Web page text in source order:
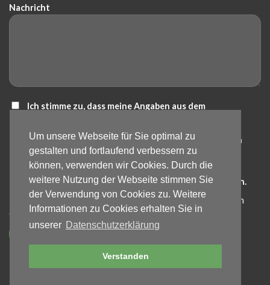
Um unsere Webseite für Sie optimal zu
gestalten und fortlaufend verbessern zu
können, verwenden wir Cookies. Durch die
weitere Nutzung der Webseite stimmen Sie
der Verwendung von Cookies zu. Weitere
Informationen zu Cookies erhalten Sie in
unserer Datenschutzerklärung
Verstanden
Nachricht
Ich stimme zu, dass meine Angaben aus dem
erhoben und verarbeitet werden. Die Daten werden nach
abgeschlossener Bearbeitung der Anfrage gelöscht.
Hinweis: Die Einwilligung kann jederzeit für die Zukunft
per E-Mail an info@bartos-galabau.de widerrufen werden.
Detaillierte Informationen zum Umgang mit Nutzerdaten
finden Sie in unsererDatenschutzerklärung.